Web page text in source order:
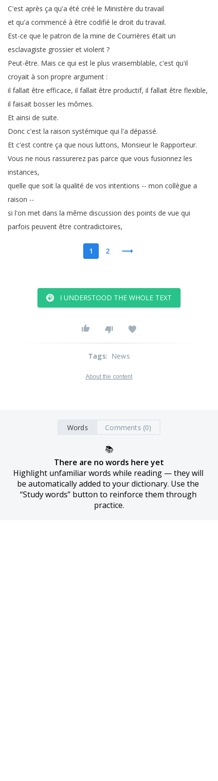
C'est après ça qu'a été créé le Ministère du travail
et qu'a commencé à être codifié le droit du travail.
Est-ce que le patron de la mine de Courrières était un
esclavagiste grossier et violent ?
Peut-être. Mais ce qui est le plus vraisemblable, c'est qu'il
croyait à son propre argument :
il fallait être efficace, il fallait être productif, il fallait être flexible,
il faisait bosser les mômes.
Et ainsi de suite.
Donc c'est la raison systémique qui l'a dépassé.
Et c'est contre ça que nous luttons, Monsieur le Rapporteur.
Vous ne nous rassurerez pas parce que vous fusionnez les
instances,
quelle que soit la qualité de vos intentions -- mon collègue a
raison --
si l'on met dans la même discussion des points de vue qui
parfois peuvent être contradictoires,
1 2
I UNDERSTOOD THE WHOLE TEXT
Tags: News
About the content
Words Comments (0)
📚
There are no words here yet
Highlight unfamiliar words while reading — they will
be automatically added to your dictionary. Use the
“Study words” button to reinforce them through
practice.